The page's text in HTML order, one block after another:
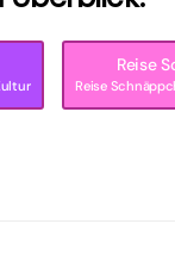
Reise
Reise